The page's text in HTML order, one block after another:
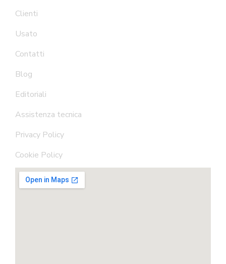
Clienti
Usato
Contatti
Blog
Editoriali
Assistenza tecnica
Privacy Policy
Cookie Policy